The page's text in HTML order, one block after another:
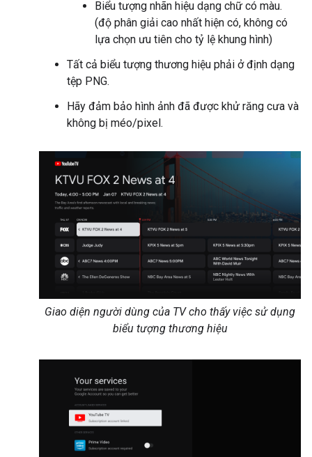
Biểu tượng nhãn hiệu dạng chữ có màu.
(độ phân giải cao nhất hiện có, không có
lựa chọn ưu tiên cho tỷ lệ khung hình)
Tất cả biểu tượng thương hiệu phải ở định dạng
tệp PNG.
Hãy đảm bảo hình ảnh đã được khử răng cưa và
không bị méo/pixel.
Giao diện người dùng của TV cho thấy việc sử dụng
biểu tượng thương hiệu